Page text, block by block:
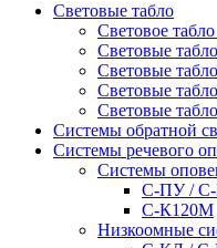
Световые табло
Световое
Световые
Световые
Световые
Световые
Системы обратной
Системы речевого
Системы
С-ПУ /
С-К120М
Низкоомные